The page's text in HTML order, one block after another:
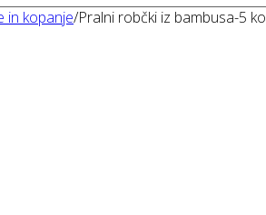
in kopanje/Pralni robčki iz bambusa-5